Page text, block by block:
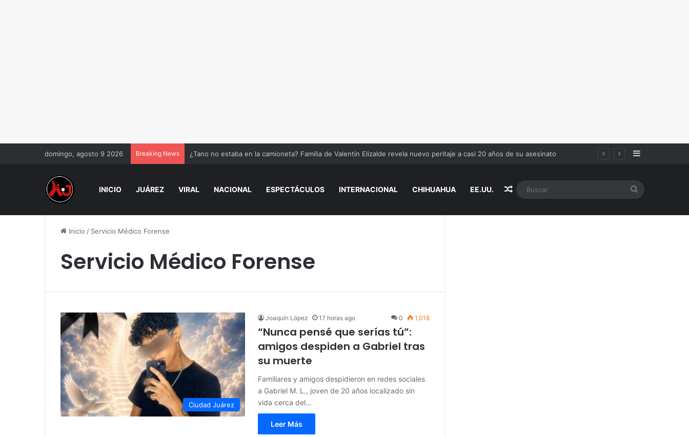
domingo, agosto 9 2026 Breaking News ¿Tano no estaba en la camioneta? Familia de Valentín Elizalde revela nuevo peritaje a casi 20 años de su asesinato Sidebar
INICIO JUÁREZ VIRAL NACIONAL ESPECTÁCULOS INTERNACIONAL CHIHUAHUA EE.UU. Random Article
Inicio / Servicio Médico Forense
Servicio Médico Forense
Ciudad Juárez
Joaquín López 17 horas ago 0 1,018
“Nunca pensé que serías tú”:
amigos despiden a Gabriel tras
su muerte
Familiares y amigos despidieron en redes sociales
a Gabriel M. L., joven de 20 años localizado sin
vida cerca del…
Leer Más